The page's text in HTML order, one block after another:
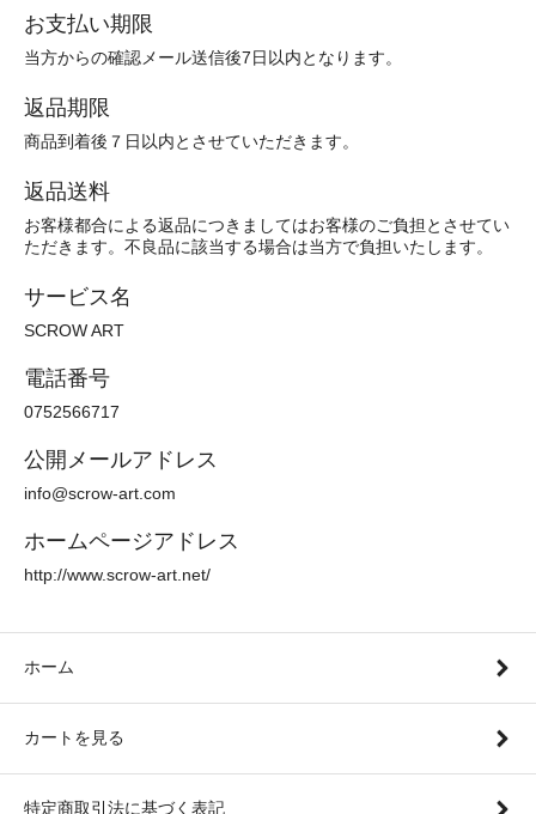
お支払い期限
当方からの確認メール送信後7日以内となります。
返品期限
商品到着後７日以内とさせていただきます。
返品送料
お客様都合による返品につきましてはお客様のご負担とさせてい
ただきます。不良品に該当する場合は当方で負担いたします。
サービス名
SCROW ART
電話番号
0752566717
公開メールアドレス
info@scrow-art.com
ホームページアドレス
http://www.scrow-art.net/
ホーム
カートを見る
特定商取引法に基づく表記